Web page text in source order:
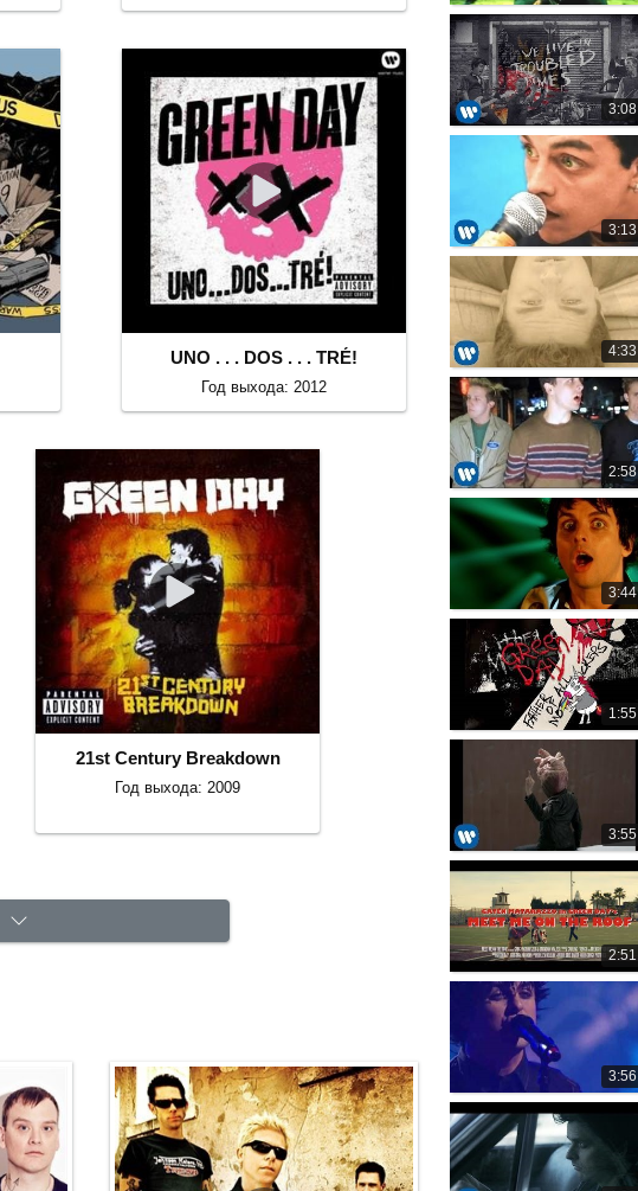
3:08
3:13
4:33
2:58
3:44
1:55
3:55
2:51
3:56
UNO . . . DOS . . . TRÉ!
Год выхода: 2012
21st Century Breakdown
Год выхода: 2009